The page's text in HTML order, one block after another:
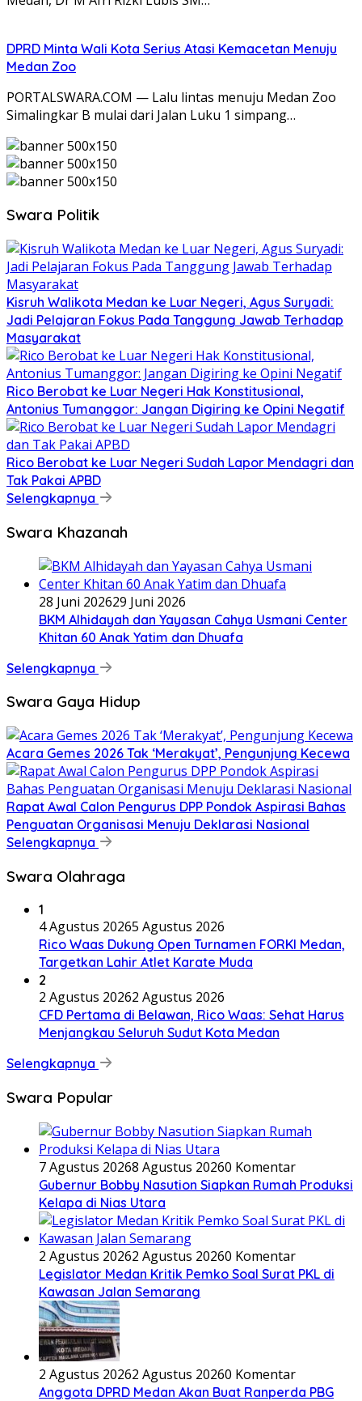
DPRD Minta Wali Kota Serius Atasi Kemacetan Menuju
Medan Zoo
PORTALSWARA.COM — Lalu lintas menuju Medan Zoo
Simalingkar B mulai dari Jalan Luku 1 simpang…
Swara Politik
Kisruh Walikota Medan ke Luar Negeri, Agus Suryadi:
Jadi Pelajaran Fokus Pada Tanggung Jawab Terhadap
Masyarakat
Rico Berobat ke Luar Negeri Hak Konstitusional,
Antonius Tumanggor: Jangan Digiring ke Opini Negatif
Rico Berobat ke Luar Negeri Sudah Lapor Mendagri dan
Tak Pakai APBD
Selengkapnya
Swara Khazanah
28 Juni 202629 Juni 2026
BKM Alhidayah dan Yayasan Cahya Usmani Center
Khitan 60 Anak Yatim dan Dhuafa
Selengkapnya
Swara Gaya Hidup
Acara Gemes 2026 Tak ‘Merakyat’, Pengunjung Kecewa
Rapat Awal Calon Pengurus DPP Pondok Aspirasi Bahas
Penguatan Organisasi Menuju Deklarasi Nasional
Selengkapnya
Swara Olahraga
1
4 Agustus 20265 Agustus 2026
Rico Waas Dukung Open Turnamen FORKI Medan,
Targetkan Lahir Atlet Karate Muda
2
2 Agustus 20262 Agustus 2026
CFD Pertama di Belawan, Rico Waas: Sehat Harus
Menjangkau Seluruh Sudut Kota Medan
Selengkapnya
Swara Popular
7 Agustus 20268 Agustus 20260 Komentar
Gubernur Bobby Nasution Siapkan Rumah Produksi
Kelapa di Nias Utara
2 Agustus 20262 Agustus 20260 Komentar
Legislator Medan Kritik Pemko Soal Surat PKL di
Kawasan Jalan Semarang
2 Agustus 20262 Agustus 20260 Komentar
Anggota DPRD Medan Akan Buat Ranperda PBG